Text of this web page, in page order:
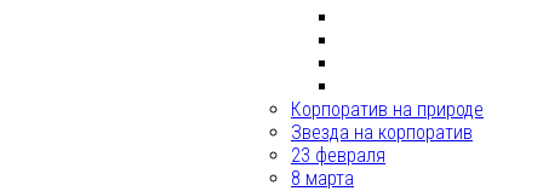
Корпоратив на природе
Звезда на корпоратив
23 февраля
8 марта